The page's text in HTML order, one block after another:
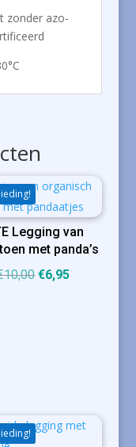
zonder azo-
Legging van
met panda’s
10,00Oorspronkelijke
€6,95Huidige